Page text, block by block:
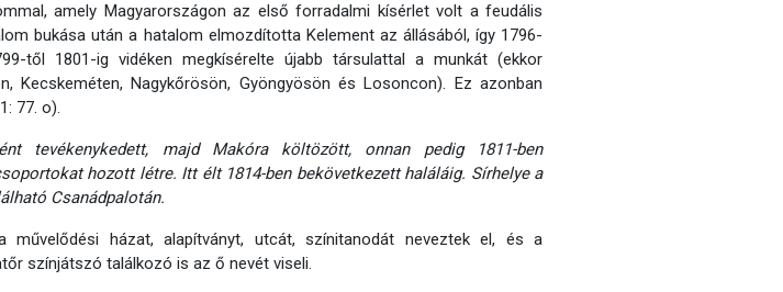
amely Magyarországon az első forradalmi kísérlet volt a feudális
bukása után a hatalom elmozdította Kelement az állásából, így 1796-
től 1801-ig vidéken megkísérelte újabb társulattal a munkát (ekkor
Kecskeméten, Nagykőrösön, Gyöngyösön és Losoncon). Ez azonban
77. o).
tevékenykedett, majd Makóra költözött, onnan pedig 1811-ben
hozott létre. Itt élt 1814-ben bekövetkezett haláláig. Sírhelye a
Csanádpalotán.
művelődési házat, alapítványt, utcát, színitanodát neveztek el, és a
színjátszó találkozó is az ő nevét viseli.